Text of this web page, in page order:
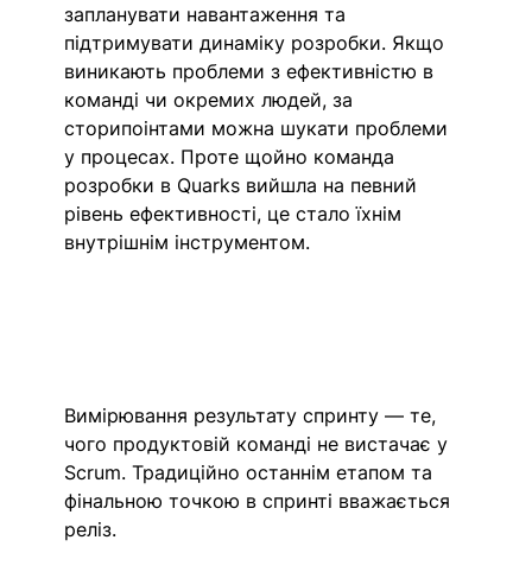
запланувати навантаження та
підтримувати динаміку розробки. Якщо
виникають проблеми з ефективністю в
команді чи окремих людей, за
сторипоінтами можна шукати проблеми
у процесах. Проте щойно команда
розробки в Quarks вийшла на певний
рівень ефективності, це стало їхнім
внутрішнім інструментом.
Вимірювання результату спринту — те,
чого продуктовій команді не вистачає у
Scrum. Традиційно останнім етапом та
фінальною точкою в спринті вважається
реліз.